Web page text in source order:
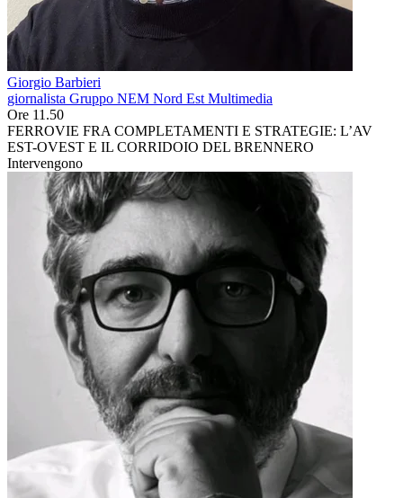
Giorgio Barbieri
giornalista Gruppo NEM Nord Est Multimedia
Ore 11.50
FERROVIE FRA COMPLETAMENTI E STRATEGIE: L’AV
EST-OVEST E IL CORRIDOIO DEL BRENNERO
Intervengono